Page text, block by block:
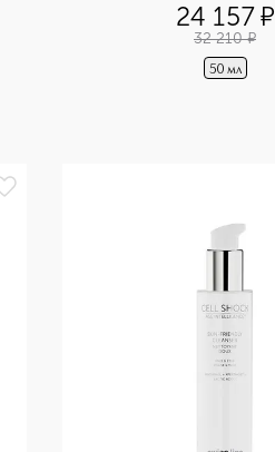
24 157¤
32 210 ¤
50 мл